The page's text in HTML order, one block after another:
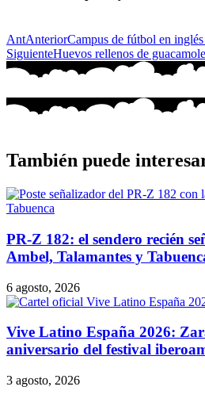
AntAnteriorCampus de fútbol en
SiguienteHuevos rellenos de
También puede
PR-Z 182: el sendero recién
Ambel, Talamantes y
6 agosto, 2026
Vive Latino España 2026:
aniversario del festival
3 agosto, 2026